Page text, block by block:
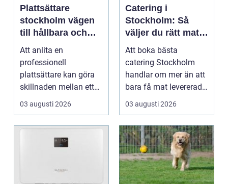
Plattsättare
stockholm vägen
till hållbara och
vackra ytor
hemma
Att anlita en
professionell
plattsättare kan göra
skillnaden mellan ett
rum som bara fungerar
och et...
03 augusti 2026
Catering i
Stockholm: Så
väljer du rätt mat
till ditt evenemang
Att boka bästa
catering Stockholm
handlar om mer än att
bara få mat levererad.
R&aum...
03 augusti 2026